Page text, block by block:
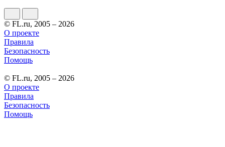
© FL.ru, 2005 – 2026
О проекте
Правила
Безопасность
Помощь
© FL.ru, 2005 – 2026
О проекте
Правила
Безопасность
Помощь